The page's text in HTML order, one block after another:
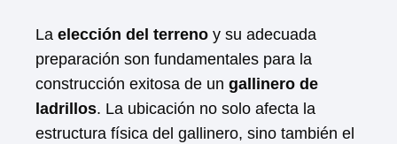
La elección del terreno y su adecuada
preparación son fundamentales para la
construcción exitosa de un gallinero de
ladrillos. La ubicación no solo afecta la
estructura física del gallinero, sino también el